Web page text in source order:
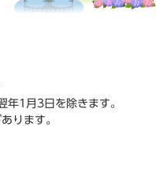
1月3日を除きます。
ります。